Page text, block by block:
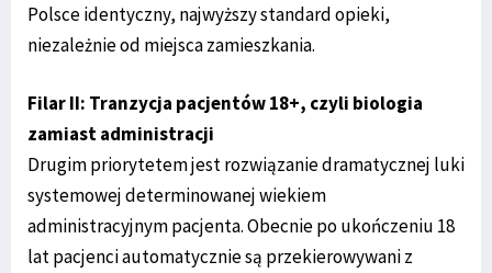
Polsce identyczny, najwyższy standard opieki,
niezależnie od miejsca zamieszkania.
Filar II: Tranzycja pacjentów 18+, czyli biologia
zamiast administracji
Drugim priorytetem jest rozwiązanie dramatycznej luki
systemowej determinowanej wiekiem
administracyjnym pacjenta. Obecnie po ukończeniu 18
lat pacjenci automatycznie są przekierowywani z